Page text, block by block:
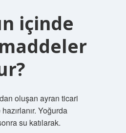
içinde
oluşan ayran ticari
Yoğurda
su katılarak.